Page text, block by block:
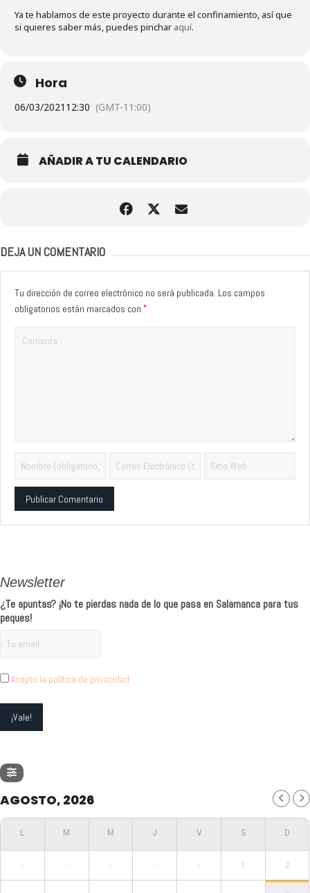
Ya te hablamos de este proyecto durante el confinamiento, así que
si quieres saber más, puedes pinchar aquí.
Hora
06/03/2021 12:30 (GMT-11:00)
AÑADIR A TU CALENDARIO
DEJA UN COMENTARIO
Tu dirección de correo electrónico no será publicada. Los campos
obligatorios están marcados con *
Newsletter
¿Te apuntas? ¡No te pierdas nada de lo que pasa en Salamanca para tus
peques!
Acepto la política de privacidad
AGOSTO, 2026
- - - - - 1 2